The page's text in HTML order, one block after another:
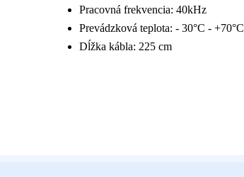
Pracovná frekvencia: 40kHz
Prevádzková teplota: - 30°C - +70°C
Dĺžka kábla: 225 cm